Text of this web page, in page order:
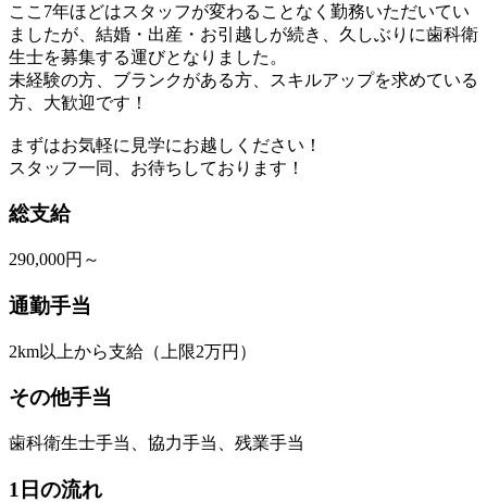
ここ7年ほどはスタッフが変わることなく勤務いただいてい
ましたが、結婚・出産・お引越しが続き、久しぶりに歯科衛
生士を募集する運びとなりました。
未経験の方、ブランクがある方、スキルアップを求めている
方、大歓迎です！
まずはお気軽に見学にお越しください！
スタッフ一同、お待ちしております！
総支給
290,000円～
通勤手当
2km以上から支給（上限2万円）
その他手当
歯科衛生士手当、協力手当、残業手当
1日の流れ